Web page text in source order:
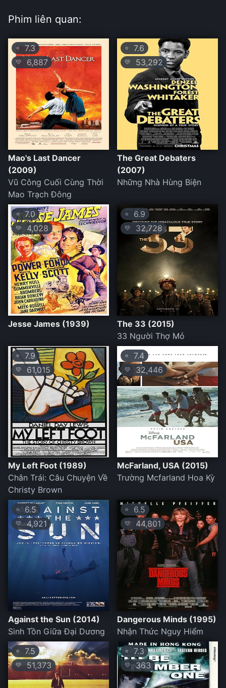
Phim liên quan:
⭐ 7.3
💛 6,887
Mao's Last Dancer
(2009)
Vũ Công Cuối Cùng Thời
Mao Trạch Đông
⭐ 7.6
💛 53,292
The Great Debaters
(2007)
Những Nhà Hùng Biện
⭐7.0
💛 4,028
Jesse James (1939)
⭐ 6.9
💛 32,728
The 33 (2015)
33 Người Thợ Mỏ
⭐ 7.9
💛 61,015
My Left Foot (1989)
Chân Trái: Câu Chuyện Về
Christy Brown
⭐ 7.4
💛 32,446
McFarland, USA (2015)
Trường Mcfarland Hoa Kỳ
⭐ 6.5
💛 4,921
Against the Sun (2014)
Sinh Tồn Giữa Đại Dương
⭐ 6.5
💛 44,801
Dangerous Minds (1995)
Nhận Thức Nguy Hiểm
⭐ 7.5
💛 51,373
⭐ 7.3
💛363